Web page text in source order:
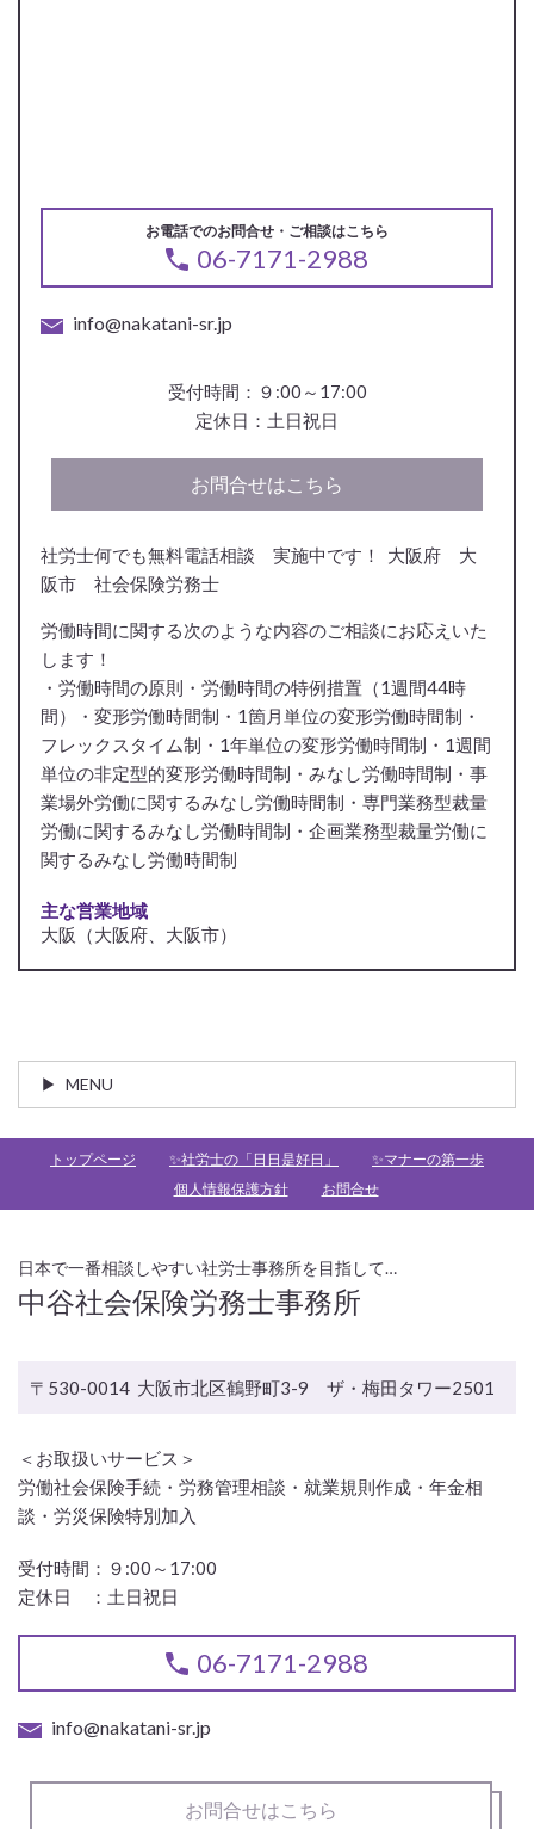
お電話でのお問合せ・ご相談はこちら
06-7171-2988
info@nakatani-sr.jp
受付時間：９:00～17:00
定休日：土日祝日
お問合せはこちら
社労士何でも無料電話相談 実施中です！ 大阪府 大
阪市 社会保険労務士
労働時間に関する次のような内容のご相談にお応えいた
します！
・労働時間の原則・労働時間の特例措置（1週間44時
間）・変形労働時間制・1箇月単位の変形労働時間制・
フレックスタイム制・1年単位の変形労働時間制・1週間
単位の非定型的変形労働時間制・みなし労働時間制・事
業場外労働に関するみなし労働時間制・専門業務型裁量
労働に関するみなし労働時間制・企画業務型裁量労働に
関するみなし労働時間制
主な営業地域
大阪（大阪府、大阪市）
MENU
トップページ ✨社労士の「日日是好日」
✨マナーの第一歩
個人情報保護方針
お問合せ
日本で一番相談しやすい社労士事務所を目指して…
中谷社会保険労務士事務所
〒530-0014 大阪市北区鶴野町3-9 ザ・梅田タワー2501
＜お取扱いサービス＞
労働社会保険手続・労務管理相談・就業規則作成・年金相
談・労災保険特別加入
受付時間： ９:00～17:00
定休日 ： 土日祝日
06-7171-2988
info@nakatani-sr.jp
お問合せはこちら